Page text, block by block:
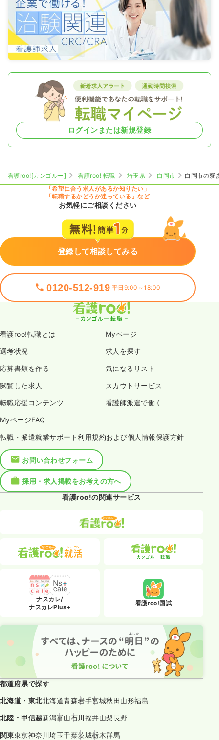
ログインまたは新規登録
看護roo![カンゴルー] 看護roo! 転職 埼玉県 白岡市
白岡市の寮
「希望に合う求人があるか知りたい」
「転職するかどうか迷っている」など
お気軽にご相談ください
登録して相談してみる
0120-512-919 平日9:00～18:00
看護roo!転職とは Myページ
選考状況 求人を探す
応募書類を作る 気になるリスト
閲覧した求人 スカウトサービス
転職応援コンテンツ 看護師派遣で働く
MyページFAQ
転職・派遣就業サポート利用規約および個人情報保護方針
お問い合わせフォーム
採用・求人掲載をお考えの方へ
看護roo!の関連サービス
ナスカレ/
ナスカレPlus+
看護roo!国試
都道府県で探す
北海道・東北北海道青森岩手宮城秋田山形福島
北陸・甲信越新潟富山石川福井山梨長野
関東東京神奈川埼玉千葉茨城栃木群馬